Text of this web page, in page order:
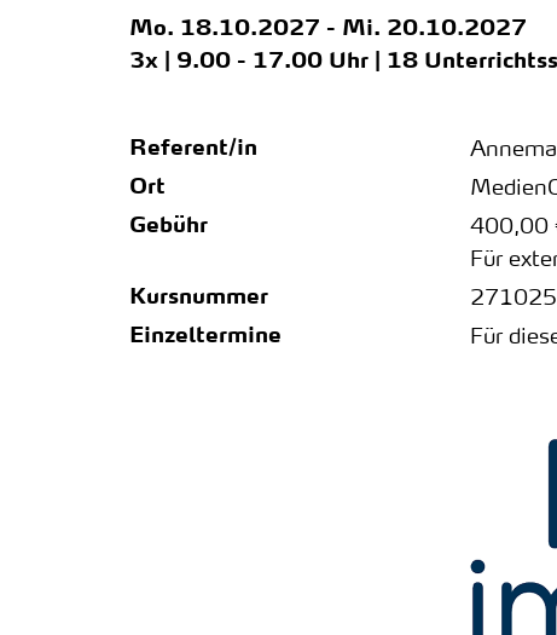
Mo. 18.10.2027 - Mi. 20.10.2027
3x | 9.00 - 17.00 Uhr | 18
Referent/in
Ort
Gebühr
400,00
Für
Kursnummer
Einzeltermine Für